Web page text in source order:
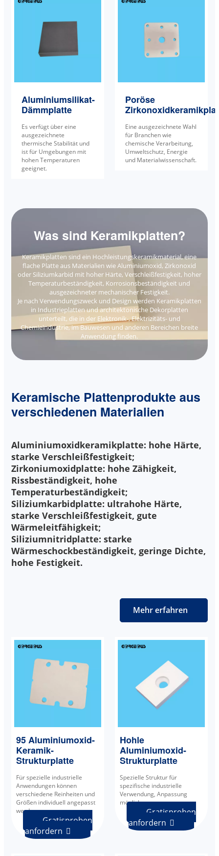
Aluminiumsilikat-
Dämmplatte
Es verfügt über eine
ausgezeichnete
thermische Stabilität und
ist für Umgebungen mit
hohen Temperaturen
geeignet.
Poröse
Eine ausgezeichnete Wahl
für Branchen wie
chemische Verarbeitung,
Umweltschutz, Energie
und Materialwissenschaft.
Was sind Keramikplatten?
Keramikplatten sind ein Hochleistungskeramikmaterial, eine
flache Platte aus Materialien wie Aluminiumoxid, Zirkonoxid
oder Siliziumkarbid mit hoher Härte, Verschleißfestigkeit, hoher
Temperaturbeständigkeit, Korrosionsbeständigkeit und
ausgezeichneter mechanischer Festigkeit.
Je nach Verwendungszweck und Design werden Keramikplatten
in Industrieplatten und architektonische Dekorplatten
unterteilt, die in der Elektronik-, Elektrizitäts- und
Chemieindustrie, im Bauwesen und anderen Bereichen breite
Anwendung finden.
Keramische Plattenprodukte aus
verschiedenen Materialien
Aluminiumoxidkeramikplatte: hohe Härte,
starke Verschleißfestigkeit;
Zirkoniumoxidplatte: hohe Zähigkeit,
Rissbeständigkeit, hohe
Temperaturbeständigkeit;
Siliziumkarbidplatte: ultrahohe Härte,
starke Verschleißfestigkeit, gute
Wärmeleitfähigkeit;
Siliziumnitridplatte: starke
Wärmeschockbeständigkeit, geringe Dichte,
hohe Festigkeit.
Mehr erfahren
95 Aluminiumoxid-
Keramik-
Strukturplatte
Für spezielle industrielle
Anwendungen können
verschiedene Reinheiten und
Größen individuell angepasst
werden.
Gratisproben
anfordern 
Hohle
Aluminiumoxid-
Strukturplatte
Spezielle Struktur für
spezifische industrielle
Verwendung, Anpassung
möglich.
Gratisproben
anfordern 